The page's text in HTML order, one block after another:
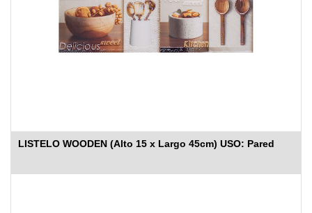
LISTELO WOODEN (Alto 15 x Largo 45cm) USO: Pared